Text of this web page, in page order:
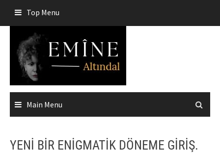
content
Top Menu
Main Menu
YENİ BİR ENİGMATİK DÖNEME GİRİŞ.